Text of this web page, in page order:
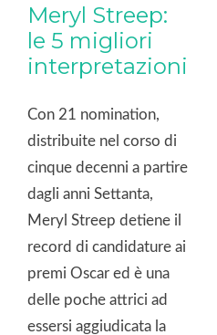
Meryl Streep:
le 5 migliori
interpretazioni
Con 21 nomination,
distribuite nel corso di
cinque decenni a partire
dagli anni Settanta,
Meryl Streep detiene il
record di candidature ai
premi Oscar ed è una
delle poche attrici ad
essersi aggiudicata la